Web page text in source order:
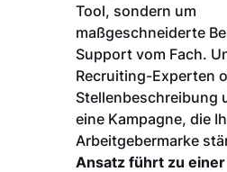
Tool, sondern um
maßgeschneiderte
Support vom Fach.
Recruiting-Experten
Stellenbeschreibung
eine Kampagne, die
Arbeitgebermarke
Ansatz führt zu einer